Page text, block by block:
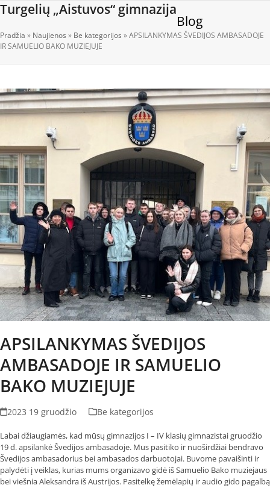
Skip
content
Turgelių „Aistuvos“ gimnazija
Open
mobile
menu
Close
mobile
menu
Blog
Pradžia » Naujienos » Be kategorijos »APSILANKYMAS ŠVEDIJOS AMBASADOJE
IR SAMUELIO BAKO MUZIEJUJE
APSILANKYMAS ŠVEDIJOS
AMBASADOJE IR SAMUELIO
BAKO MUZIEJUJE
2023 19 gruodžio Be kategorijos
Labai džiaugiamės, kad mūsų gimnazijos I – IV klasių gimnazistai gruodžio
19 d. apsilankė Švedijos ambasadoje. Mus pasitiko ir nuoširdžiai bendravo
Švedijos ambasadorius bei ambasados darbuotojai. Buvome pavaišinti ir
palydėti į veiklas, kurias mums organizavo gidė iš Samuelio Bako muziejaus
bei viešnia Aleksandra iš Austrijos. Pasitelkę žemėlapių ir audio gido pagalbą